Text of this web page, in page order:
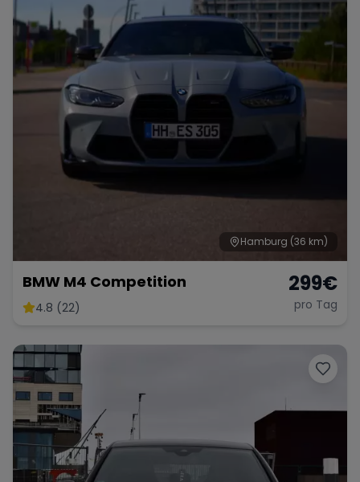
Hamburg (36 km)
BMW M4 Competition
4.8 (22)
299€
pro Tag